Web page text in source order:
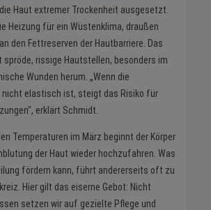
Haut extremer Trockenheit ausgesetzt.
Heizung für ein Wüstenklima, draußen
den Fettreserven der Hautbarriere. Das
spröde, rissige Hautstellen, besonders im
Wunden herum. „Wenn die
nicht elastisch ist, steigt das Risiko für
erklärt Schmidt.
Temperaturen im März beginnt der Körper
der Haut wieder hochzufahren. Was
fördern kann, führt andererseits oft zu
Hier gilt das eiserne Gebot: Nicht
setzen wir auf gezielte Pflege und